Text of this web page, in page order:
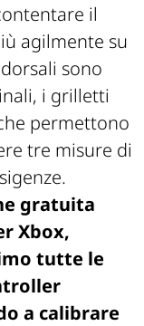
il
agilmente su
sono
i grilletti
permettono
tre misure di
gratuita
Xbox,
tutte le
a calibrare